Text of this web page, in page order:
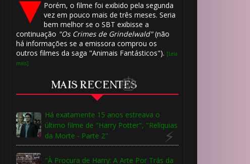
Porém, o filme foi exibido pela segunda
vez em pouco mais de três meses. Seria
bem melhor se o SBT exibisse a
continuação "Os Crimes de Grindelwald"(não
há informações se a emissora comprou os
outros filmes da saga "Animais Fantásticos"). [Leia
mais]
MAIS RECENTES
Há exatamente 15 anos estreava o
último filme de "Harry Potter", "Relíquias
da Morte - Parte 2"
"À Procura de Harry: A Arte Por Trás da